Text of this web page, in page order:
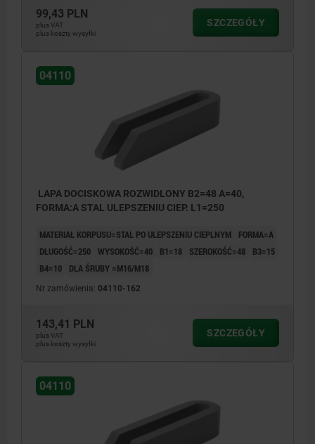
99,43 PLN
plus VAT
plus koszty wysyłki
SZCZEGÓŁY
04110
LAPA DOCISKOWA ROZWIDLONY B2=48 A=40,
FORMA:A STAL ULEPSZENIU CIEP. L1=250
MATERIAŁ KORPUSU=STAL PO ULEPSZENIU CIEPLNYM
FORMA=A
DŁUGOŚĆ=250 WYSOKOŚĆ=40 B1=18 SZEROKOŚĆ=48
B3=15
B4=10
DLA ŚRUBY =M16/M18
Nr zamówienia: 04110-162
143,41 PLN
plus VAT
plus koszty wysyłki
SZCZEGÓŁY
04110